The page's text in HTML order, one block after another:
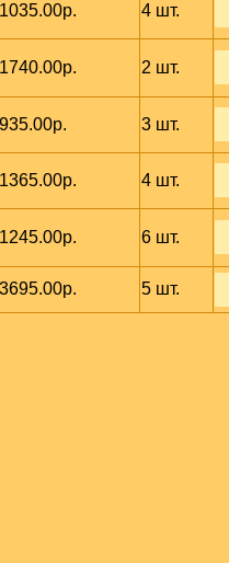
1035.00р. 4 шт.
1740.00р. 2 шт.
935.00р. 3 шт.
1365.00р. 4 шт.
1245.00р. 6 шт.
3695.00р. 5 шт.